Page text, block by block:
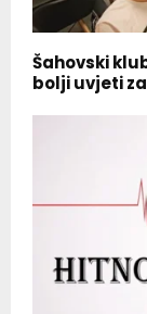
Šahovski
bolji uvjeti